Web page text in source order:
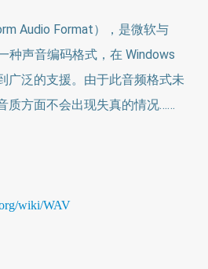
Audio Format），是微软与
种声音编码格式，在 Windows
广泛的支援。由于此音频格式未
质方面不会出现失真的情况……
wiki/WAV